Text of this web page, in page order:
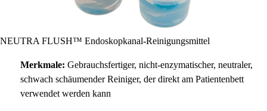
NEUTRA FLUSH™ Endoskopkanal-Reinigungsmittel
Merkmale: Gebrauchsfertiger, nicht-enzymatischer, neutraler,
schwach schäumender Reiniger, der direkt am Patientenbett
verwendet werden kann